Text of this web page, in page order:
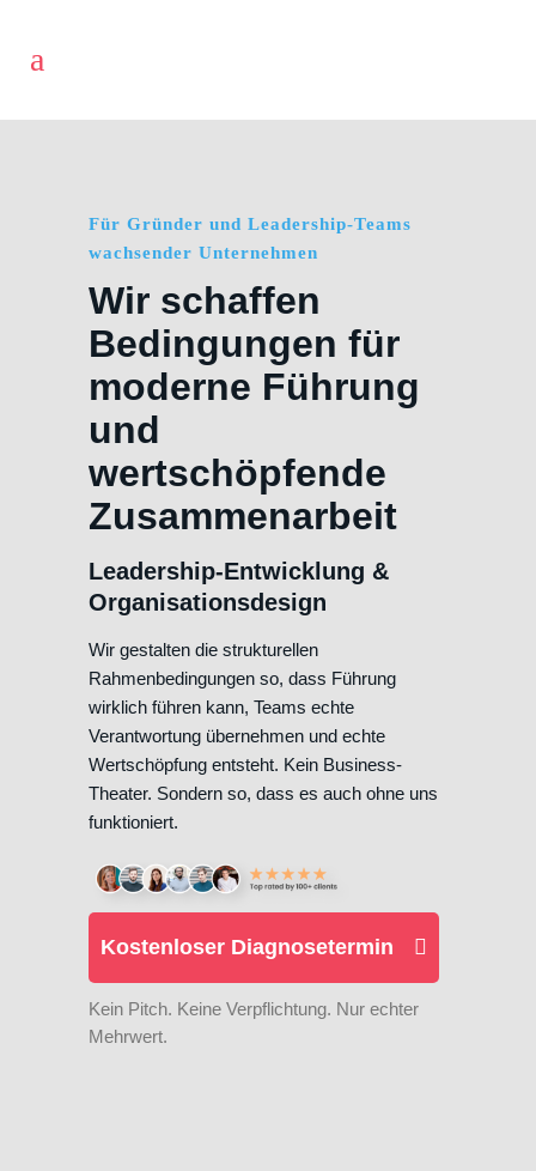
Für Gründer und Leadership-Teams
wachsender Unternehmen
Wir schaffen
Bedingungen für
moderne Führung
und
wertschöpfende
Zusammenarbeit
Leadership-Entwicklung &
Organisationsdesign
Wir gestalten die strukturellen
Rahmenbedingungen so, dass Führung
wirklich führen kann, Teams echte
Verantwortung übernehmen und echte
Wertschöpfung entsteht. Kein Business-
Theater. Sondern so, dass es auch ohne uns
funktioniert.
Kostenloser Diagnosetermin
Kein Pitch. Keine Verpflichtung. Nur echter
Mehrwert.